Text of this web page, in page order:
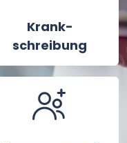
Krank-
schreibung